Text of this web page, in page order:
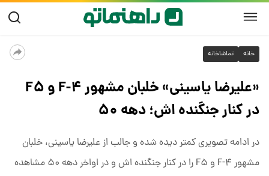
خانه تماشاخانه
«علیرضا یاسینی» خلبان مشهور F-۴ و F۵
در کنار جنگنده اش؛ دهه ۵۰
در ادامه تصویری کمتر دیده شده و جالب از علیرضا یاسینی، خلبان
مشهور F-۴ و F۵ را در کنار جنگنده اش و در اواخر دهه ۵۰ مشاهده